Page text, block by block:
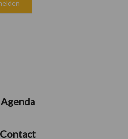
Agenda
Contact